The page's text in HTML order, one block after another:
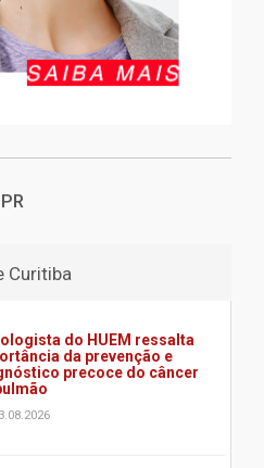
Curitiba
do HUEM ressalta
da prevenção e
precoce do câncer